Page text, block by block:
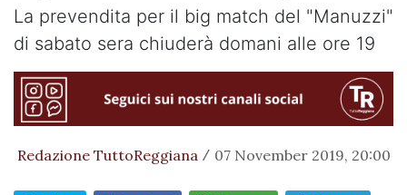
La prevendita per il big match del "Manuzzi"
di sabato sera chiuderà domani alle ore 19
Redazione TuttoReggiana / 07 November 2019, 20:00